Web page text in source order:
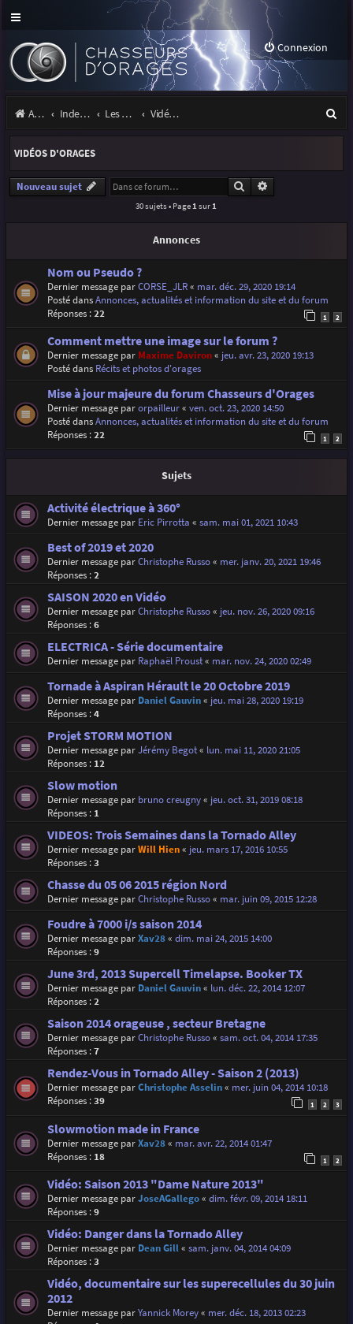
Connexion
Accueil Index du forum Les orages Vidéos d'orages
e
r
VIDÉOS D'ORAGES
Nouveau sujet Rechercher
30 sujets • Page 1 sur 1
Annonces
Nom ou Pseudo ?
Dernier message parCORSE_JLR« mar. déc. 29, 2020 19:14
Posté dansAnnonces, actualités et information du site et du forum
Réponses :22 1 2
Comment mettre une image sur le forum ?
Dernier message par Maxime Daviron« jeu. avr. 23, 2020 19:13
Posté dans Récits et photos d'orages
Mise à jour majeure du forum Chasseurs d'Orages
Dernier message parorpailleur« ven. oct. 23, 2020 14:50
Posté dansAnnonces, actualités et information du site et du forum
Réponses :22 1 2
Sujets
Activité électrique à 360°
Dernier message par Eric Pirrotta « sam. mai 01, 2021 10:43
Best of 2019 et 2020
Dernier message parChristophe Russo« mer. janv. 20, 2021 19:46
Réponses :2
SAISON 2020 en Vidéo
Dernier message parChristophe Russo« jeu. nov. 26, 2020 09:16
Réponses :6
ELECTRICA - Série documentaire
Dernier message par Raphaël Proust« mar. nov. 24, 2020 02:49
Tornade à Aspiran Hérault le 20 Octobre 2019
Dernier message par Daniel Gauvin« jeu. mai 28, 2020 19:19
Réponses :4
Projet STORM MOTION
Dernier message parJérémy Begot« lun. mai 11, 2020 21:05
Réponses : 12
Slow motion
Dernier message par bruno creugny« jeu. oct. 31, 2019 08:18
Réponses : 1
VIDEOS: Trois Semaines dans la Tornado Alley
Dernier message parWill Hien« jeu. mars 17, 2016 10:55
Réponses :3
Chasse du 05 06 2015 région Nord
Dernier message parChristophe Russo« mar. juin 09, 2015 12:28
Foudre à 7000 i/s saison 2014
Dernier message parXav28« dim. mai 24, 2015 14:00
Réponses :9
June 3rd, 2013 Supercell Timelapse. Booker TX
Dernier message par Daniel Gauvin« lun. déc. 22, 2014 12:07
Réponses :2
Saison 2014 orageuse , secteur Bretagne
Dernier message parChristophe Russo« sam. oct. 04, 2014 17:35
Réponses :7
Rendez-Vous in Tornado Alley - Saison 2 (2013)
Dernier message parChristophe Asselin« mer. juin 04, 2014 10:18
Réponses :39 1 2 3
Slowmotion made in France
Dernier message parXav28« mar. avr. 22, 2014 01:47
Réponses : 18 1 2
Vidéo: Saison 2013 "Dame Nature 2013"
Dernier message parJoseAGallego« dim. févr. 09, 2014 18:11
Réponses :9
Vidéo: Danger dans la Tornado Alley
Dernier message par Dean Gill« sam. janv. 04, 2014 04:09
Réponses :3
Vidéo, documentaire sur les superecellules du 30 juin
2012
Dernier message parYannick Morey« mer. déc. 18, 2013 02:23